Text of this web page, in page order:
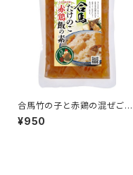
合馬竹の子と赤鶏の混ぜご飯
の素
¥950